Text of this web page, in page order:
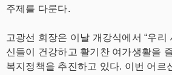
주제를 다룬다.
고광선 회장은 이날 개강식에서 “우리
신들이 건강하고 활기찬 여가생활을
복지정책을 추진하고 있다. 이번 어르